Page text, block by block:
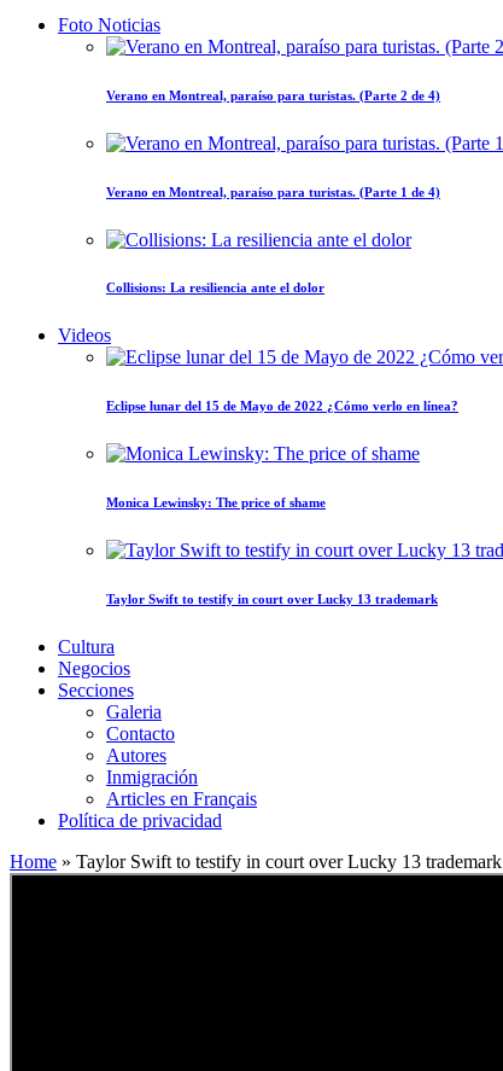
Foto Noticias
Verano en Montreal, paraíso para turistas. (Parte 2 de 4)
Verano en Montreal, paraíso para turistas. (Parte 1 de 4)
Collisions: La resiliencia ante el dolor
Videos
Eclipse lunar del 15 de Mayo de 2022 ¿Cómo verlo en línea?
Monica Lewinsky: The price of shame
Taylor Swift to testify in court over Lucky 13 trademark
Cultura
Negocios
Secciones
Galeria
Contacto
Autores
Inmigración
Articles en Français
Política de privacidad
Home » Taylor Swift to testify in court over Lucky 13 trademark